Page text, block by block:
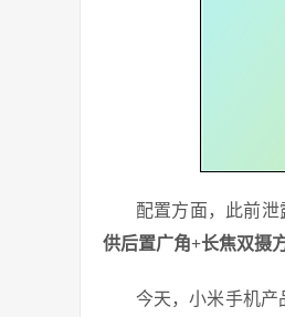
配置方面，此前
供后置广角+长焦双摄
今天，小米手机产